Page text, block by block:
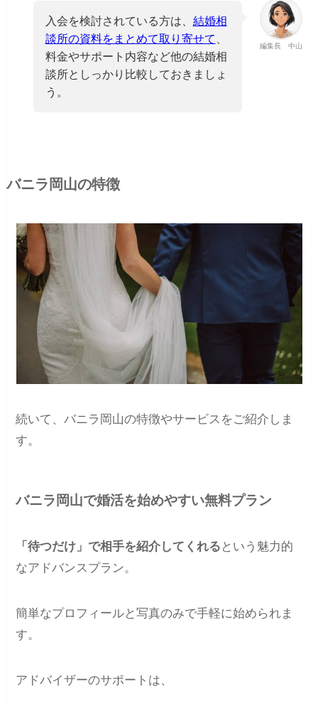
編集長 中山
入会を検討されている方は、 結婚相
談所の資料をまとめて取り寄せて
料金やサポート内容など他の結婚相
談所としっかり比較しておきましょ
う。
バニラ岡山の特徴
続いて、バニラ岡山の特徴やサービスをご紹介しま
す。
バニラ岡山で婚活を始めやすい無料プラン
「待つだけ」で相手を紹介してくれる という魅力的
なアドバンスプラン。
簡単なプロフィールと写真のみで手軽に始められま
す。
アドバイザーのサポートは、